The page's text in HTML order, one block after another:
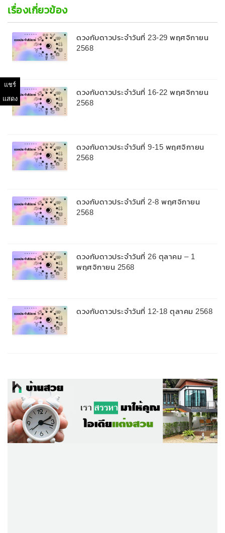
เรื่องเกี่ยวข้อง
ดวงกับดาวประจำวันที่ 23-29 พฤศจิกายน
2568
ดวงกับดาวประจำวันที่ 16-22 พฤศจิกายน
2568
ดวงกับดาวประจำวันที่ 9-15 พฤศจิกายน
2568
ดวงกับดาวประจำวันที่ 2-8 พฤศจิกายน
2568
ดวงกับดาวประจำวันที่ 26 ตุลาคม – 1
พฤศจิกายน 2568
ดวงกับดาวประจำวันที่ 12-18 ตุลาคม 2568
แชร์
แสดง